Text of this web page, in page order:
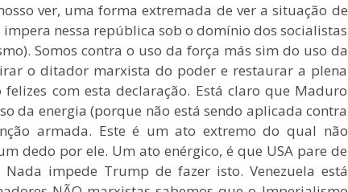
ver, uma forma extremada de ver a situação de
impera nessa república sob o domínio dos socialistas
Somos contra o uso da força más sim do uso da
o ditador marxista do poder e restaurar a plena
felizes com esta declaração. Está claro que Maduro
da energia (porque não está sendo aplicada contra
armada. Este é um ato extremo do qual não
dedo por ele. Um ato enérgico, é que USA pare de
Nada impede Trump de fazer isto. Venezuela está